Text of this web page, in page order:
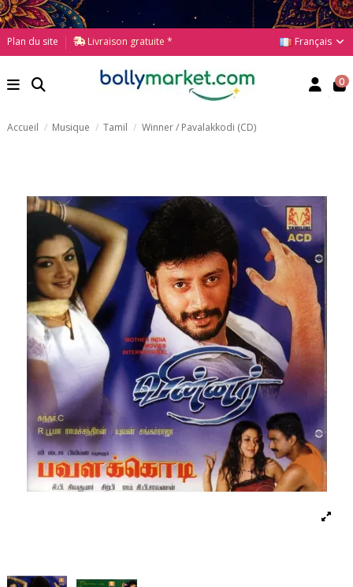
Plan du site Livraison gratuite * Français
0
Accueil Musique Tamil Winner / Pavalakkodi (CD)